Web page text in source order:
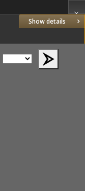
Show details